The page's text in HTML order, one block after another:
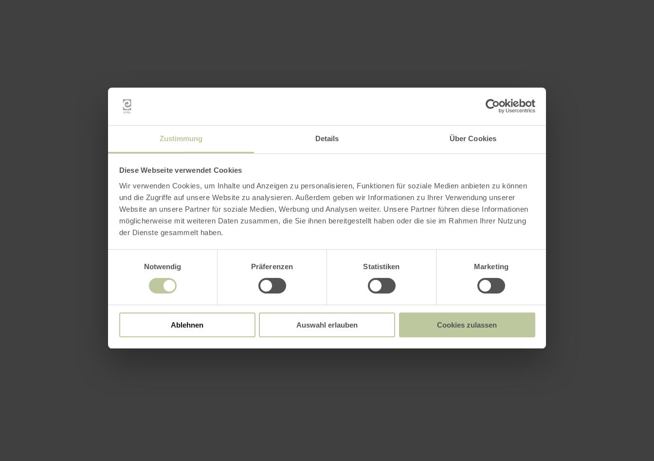
Zustimmung Details Über Cookies
Diese Webseite verwendet Cookies
Wir verwenden Cookies, um Inhalte und Anzeigen zu personalisieren, Funktionen für soziale Medien anbieten zu können
und die Zugriffe auf unsere Website zu analysieren. Außerdem geben wir Informationen zu Ihrer Verwendung unserer
Website an unsere Partner für soziale Medien, Werbung und Analysen weiter. Unsere Partner führen diese Informationen
möglicherweise mit weiteren Daten zusammen, die Sie ihnen bereitgestellt haben oder die sie im Rahmen Ihrer Nutzung
der Dienste gesammelt haben.
Notwendig
Präferenzen Statistiken Marketing
Ablehnen Auswahl erlauben Cookies zulassen